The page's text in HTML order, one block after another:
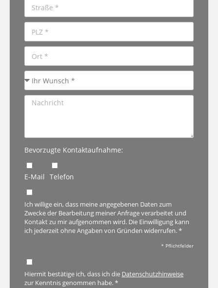
Bevorzugte Kontaktaufnahme:
E-Mail Telefon
Ich willige ein, dass meine angegebenen Daten zum
Zwecke der Bearbeitung meiner Anfrage verarbeitet und
Kontakt zu mir aufgenommen wird. Die Einwilligung kann
ich jederzeit ohne Angaben von Gründen widerrufen. *
* Pflichtfelder
Hiermit bestätige ich, dass ich die Datenschutzhinweise
zur Kenntnis genommen habe. *